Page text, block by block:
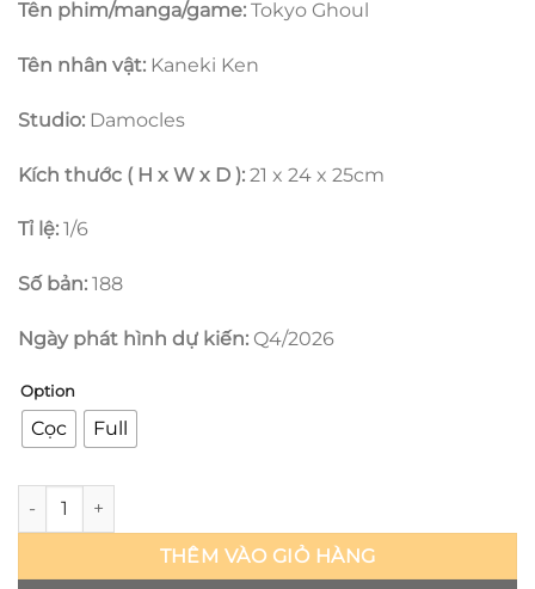
Tên phim/manga/game: Tokyo Ghoul
Tên nhân vật: Kaneki Ken
Studio: Damocles
Kích thước ( H x W x D ): 21 x 24 x 25cm
Tỉ lệ: 1/6
Số bản: 188
Ngày phát hình dự kiến: Q4/2026
Option
Cọc Full
Tokyo Ghoul - Kaneki Ken - Damocles số lượng
THÊM VÀO GIỎ HÀNG